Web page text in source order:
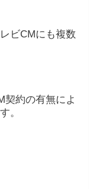
す。
の俳優は所属
ビCMにも複数
契約の有無によ
。